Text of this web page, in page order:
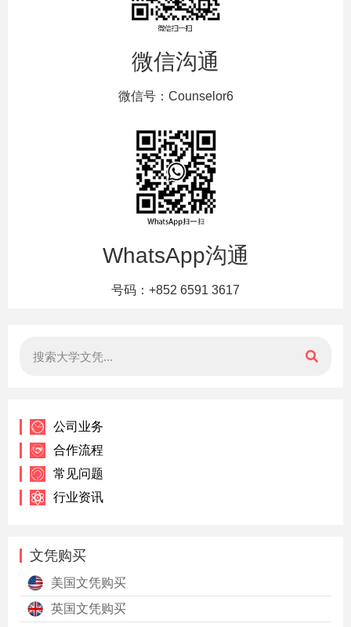
微信沟通
微信号：Counselor6
WhatsApp沟通
号码：+852 6591 3617
公司业务
合作流程
常见问题
行业资讯
文凭购买
美国文凭购买
英国文凭购买